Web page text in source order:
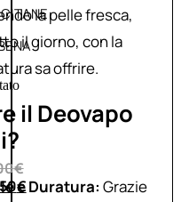
€
€
la pelle fresca,
il giorno, con la
sa offrire.
il Deovapo
e Duratura: Grazie